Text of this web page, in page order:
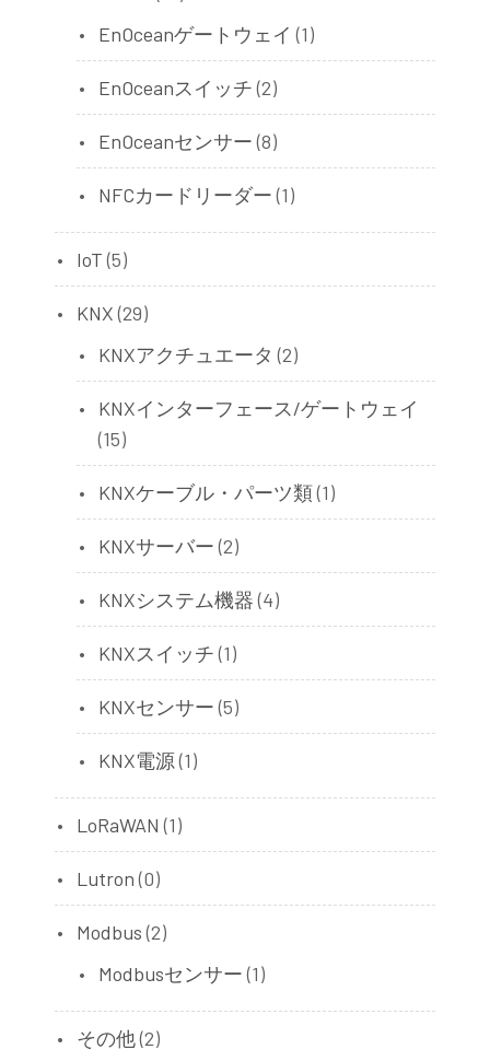
EnOceanゲートウェイ (1)
EnOceanスイッチ (2)
EnOceanセンサー (8)
NFCカードリーダー (1)
IoT (5)
KNX (29)
KNXアクチュエータ (2)
KNXインターフェース/ゲートウェイ
(15)
KNXケーブル・パーツ類(1)
KNXサーバー (2)
KNXシステム機器 (4)
KNXスイッチ (1)
KNXセンサー (5)
KNX電源(1)
LoRaWAN (1)
Lutron (0)
Modbus (2)
Modbusセンサー (1)
その他(2)